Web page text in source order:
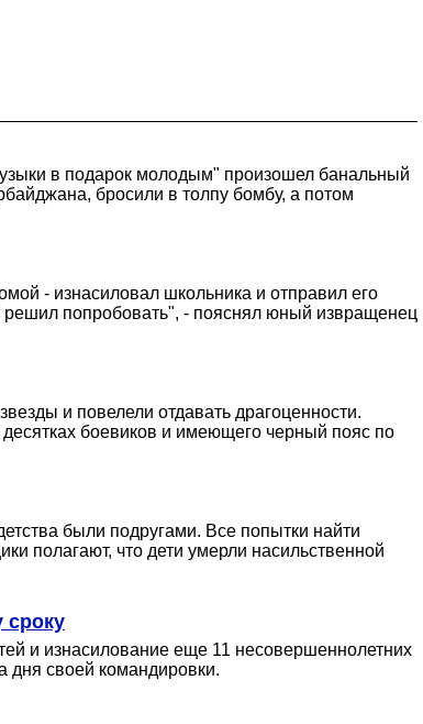
в подарок молодым" произошел банальный
бросили в толпу бомбу, а потом
- изнасиловал школьника и отправил его
решил попробовать", - пояснял юный извращенец
и повелели отдавать драгоценности.
боевиков и имеющего черный пояс по
были подругами. Все попытки найти
полагают, что дети умерли насильственной
сроку
и изнасилование еще 11 несовершеннолетних
дня своей командировки.